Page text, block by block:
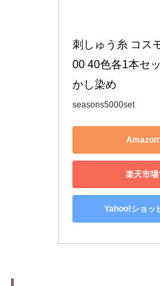
刺しゅう糸 コス
00 40色各1本セ
かし染め
seasons5000set
Amazon
楽天市
Yahoo!ショッ